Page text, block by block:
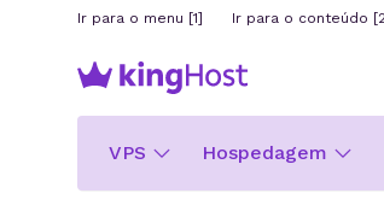
Ir para o menu [1] Ir para o conteúdo
VPS Hospedagem